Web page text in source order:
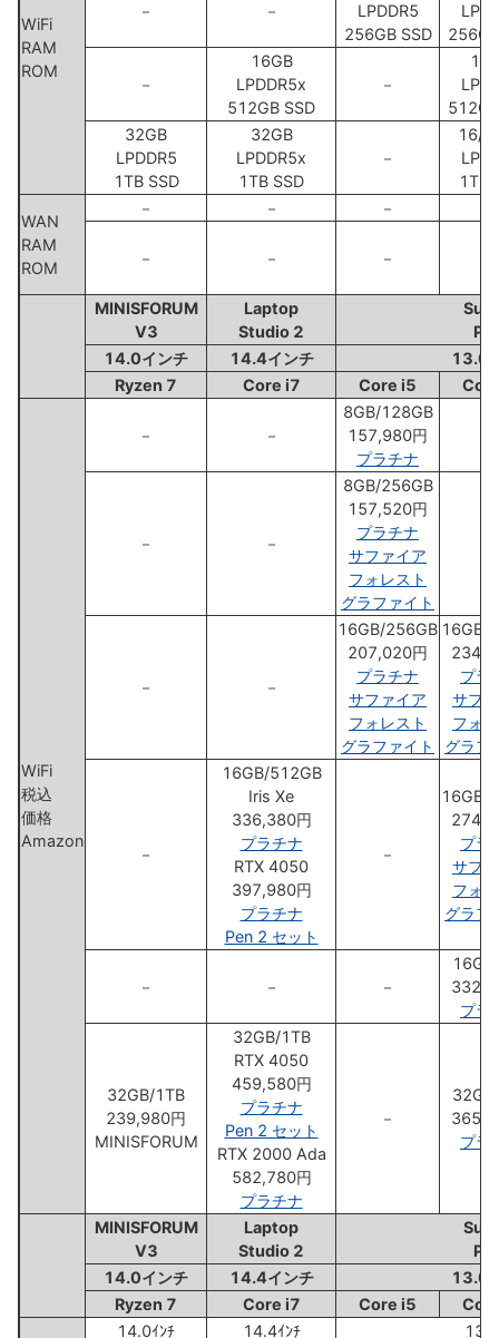
WiFi
RAM
ROM
－ －
LPDDR5
256GB SSD
－
16GB
LPDDR5x
512GB SSD
－
32GB
LPDDR5
1TB SSD
32GB
LPDDR5x
1TB SSD
－
16/
1TB
WAN
RAM
ROM
－ － －
－ － －
MINISFORUM
V3
Laptop
Studio 2
14.0インチ
14.4インチ
13.0
Ryzen 7
Core i7 Core i5
WiFi
税込
価格
Amazon
－ －
8GB/128GB
157,980円
プラチナ
－ －
8GB/256GB
157,520円
プラチナ
サファイア
フォレスト
グラファイト
－ －
16GB/256GB
207,020円
プラチナ
サファイア
フォレスト
グラファイト
16GB/
プラ
サフ
フォ
グラフ
－
16GB/512GB
Iris Xe
336,380円
プラチナ
RTX 4050
397,980円
プラチナ
Pen 2 セット
－
16GB/
プラ
サフ
フォ
グラフ
－ － －
プラ
32GB/1TB
239,980円
MINISFORUM
32GB/1TB
RTX 4050
459,580円
プラチナ
Pen 2 セット
RTX 2000 Ada
582,780円
プラチナ
－
プラ
MINISFORUM
V3
Laptop
Studio 2
14.0インチ
14.4インチ
13.0
Ryzen 7
Core i7 Core i5
14.0ｲﾝﾁ
14.4ｲﾝﾁ